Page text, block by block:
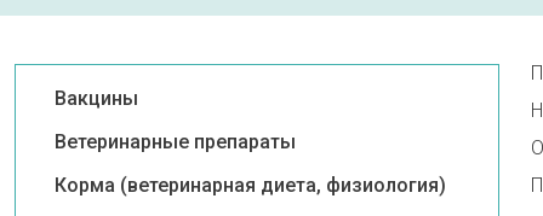
Вакцины
Ветеринарные препараты
Корма (ветеринарная диета, физиология)